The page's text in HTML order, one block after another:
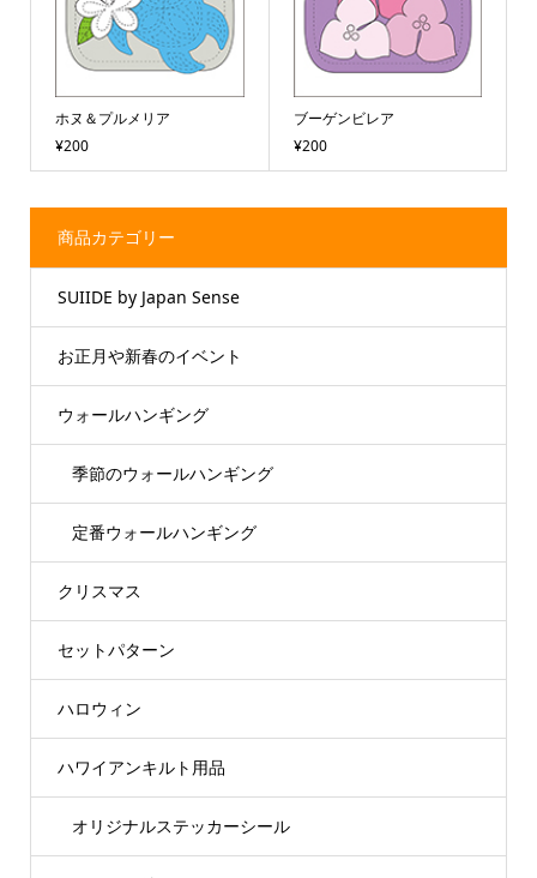
ホヌ＆プルメリア
¥200
ブーゲンビレア
¥200
商品カテゴリー
SUIIDE by Japan Sense
お正月や新春のイベント
ウォールハンギング
季節のウォールハンギング
定番ウォールハンギング
クリスマス
セットパターン
ハロウィン
ハワイアンキルト用品
オリジナルステッカーシール